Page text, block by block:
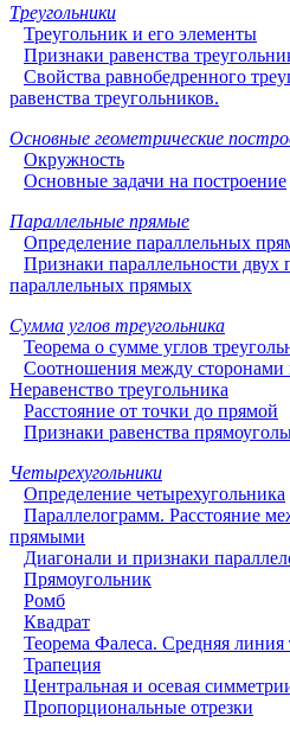
Треугольники
Треугольник и его элементы
Признаки равенства
Свойства равнобедренного
равенства треугольников.
Основные геометрические
Окружность
Основные задачи на построение
Параллельные прямые
Определение параллельных
Признаки параллельности двух
параллельных прямых
Сумма углов треугольника
Теорема о сумме углов
Соотношения между сторонами
Неравенство треугольника
Расстояние от точки до прямой
Признаки равенства
Четырехугольники
Определение четырехугольника
Параллелограмм. Расстояние
прямыми
Диагонали и признаки
Прямоугольник
Ромб
Квадрат
Теорема Фалеса. Средняя линия
Трапеция
Центральная и осевая
Пропорциональные отрезки